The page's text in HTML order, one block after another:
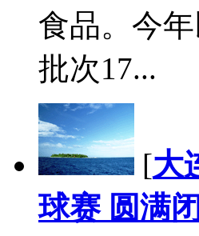
食品。今
批次17...
[大
球赛 圆满